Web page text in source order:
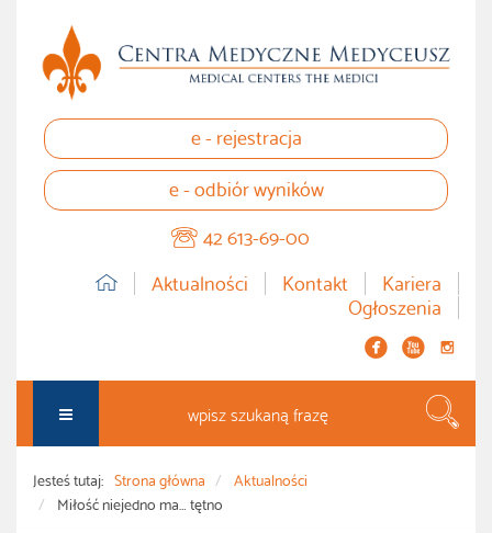
e - rejestracja
e - odbiór wyników
42 613-69-00
Aktualności
Kontakt Kariera
Ogłoszenia
  instagram
Jesteś tutaj: Strona główna
Aktualności
Miłość niejedno ma… tętno